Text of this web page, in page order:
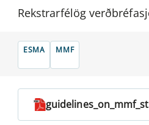
Rekstrarfélög
ESMA MMF